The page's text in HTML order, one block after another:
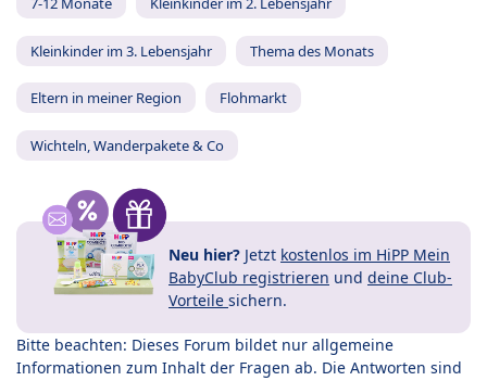
Kleinkinder im 3. Lebensjahr Thema des Monats
Eltern in meiner Region Flohmarkt
Wichteln, Wanderpakete & Co
Neu hier? Jetzt kostenlos im HiPP Mein
BabyClub registrieren und deine Club-
Vorteile sichern.
Bitte beachten: Dieses Forum bildet nur allgemeine
Informationen zum Inhalt der Fragen ab. Die Antworten sind